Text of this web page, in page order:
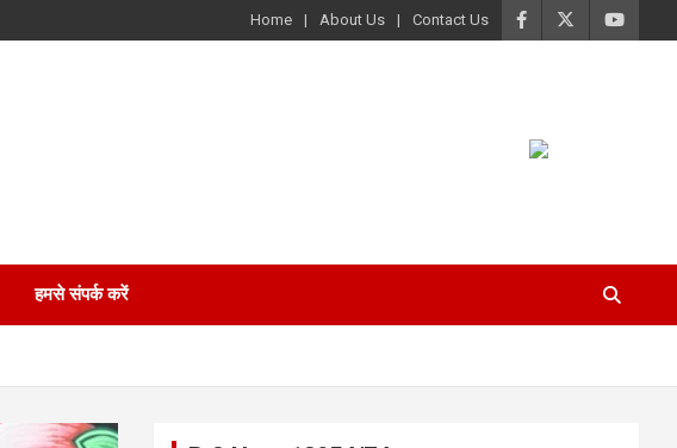
Home About Us Contact Us
हमसे संपर्क करें